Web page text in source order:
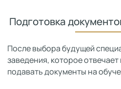
Подготовка
После выбора будущей
заведения, которое
подавать документы на